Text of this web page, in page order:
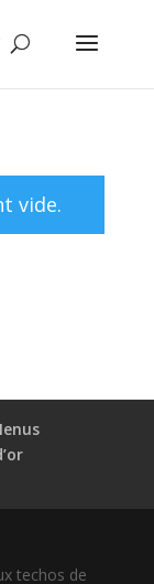
vide.
techos de